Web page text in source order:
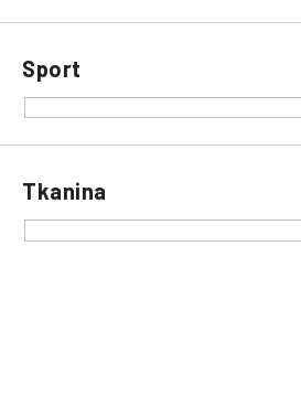
Sport
Tkanina